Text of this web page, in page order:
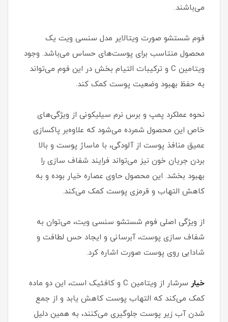
می‌باشند.
فوم شستشو صورت ویتالایر مدل سنسی ویت یک
محصول منتاسب برای پوست‌های حساس می‌باشد. وجود
ویتامین C و ترکیبات التیام بخش در این فوم می‌تواند
به حفظ بهبود وضعیت پوست کمک کند.
نحوه عملکرد پمپ و برس نرم سیلیکونی از ویژگی‌های
خاص این محصول شمرده می‌شود که علاوه‌بر پاکسازی
عمیق منافذ پوست از آلودگی، با ماساژ پوست و بالا
بردن جریان خون نیز می‌تواند فرایند شفاف سازی را
بهبود بخشد. این محصول حاوی عصاره خیار بوده و به
کاهش التهاب و قرمزی پوست کمک می‌کند.
از ویژگی اصلی فوم شستشو سنسی ویت، می‌توان به
شفاف سازی پوست، آبرسانی و ایجاد حس لطافت و
شادابی روی پوست صورت اشاره کرد.
خیار
سرشار از ویتامین C و کافئیک است، این دو ماده
کمک می‌کند که التهاب پوست کاهش یابد و از جمع
شدن آب زیر پوست جلوگیری می‌کنند، به همین دلیل